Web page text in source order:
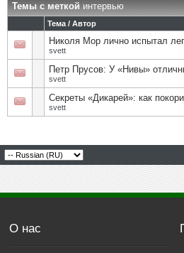
Темы с меткойинтервью
Тема / Автор
Николя Мор лично испытал
svett
Петр Прусов: У «Нивы»
svett
Секреты «Дикарей»: как
svett
О нас